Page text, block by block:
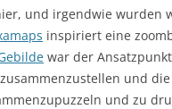
und irgendwie wurden
inspiriert eine
war der
und
und zu